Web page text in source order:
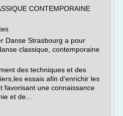
CONTEMPORAINE
Danse Strasbourg a pour
classique, contemporaine
des techniques et des
essais afin d'enrichir les
favorisant une connaissance
et de...